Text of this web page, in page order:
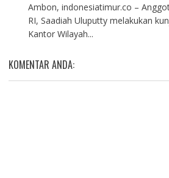
Ambon, indonesiatimur.co –
RI, Saadiah Uluputty melakukan
Kantor Wilayah...
KOMENTAR ANDA: